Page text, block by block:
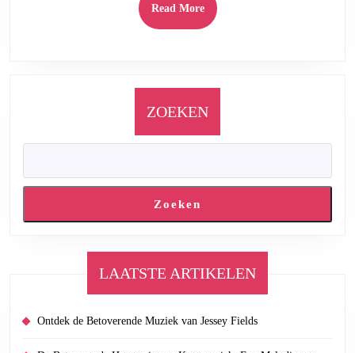
Read MoreRead
More
ZOEKEN
Zoeken
LAATSTE ARTIKELEN
Ontdek de Betoverende Muziek van Jessey Fields